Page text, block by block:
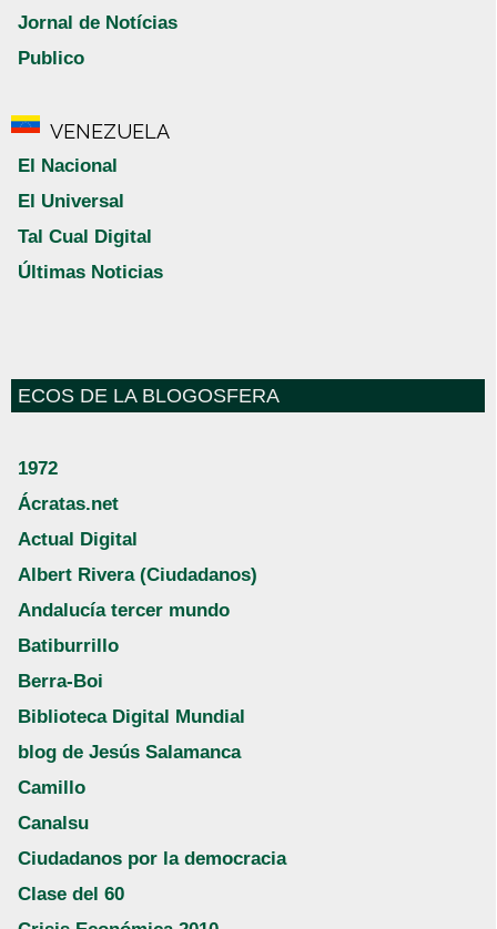
Jornal de Notícias
Publico
VENEZUELA
El Nacional
El Universal
Tal Cual Digital
Últimas Noticias
ECOS DE LA BLOGOSFERA
1972
Ácratas.net
Actual Digital
Albert Rivera (Ciudadanos)
Andalucía tercer mundo
Batiburrillo
Berra-Boi
Biblioteca Digital Mundial
blog de Jesús Salamanca
Camillo
Canalsu
Ciudadanos por la democracia
Clase del 60